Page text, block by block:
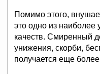
Помимо этого,
это одно из наиболее
качеств. Смиренный
унижения, скорби,
получается еще